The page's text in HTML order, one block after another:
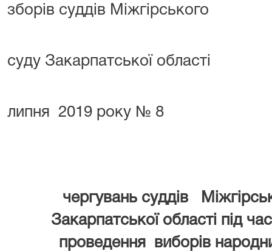
зборів суддів Міжгірського
суду Закарпатської області
липня 2019 року № 8
чергувань суддів
Закарпатської області під
проведення виборів